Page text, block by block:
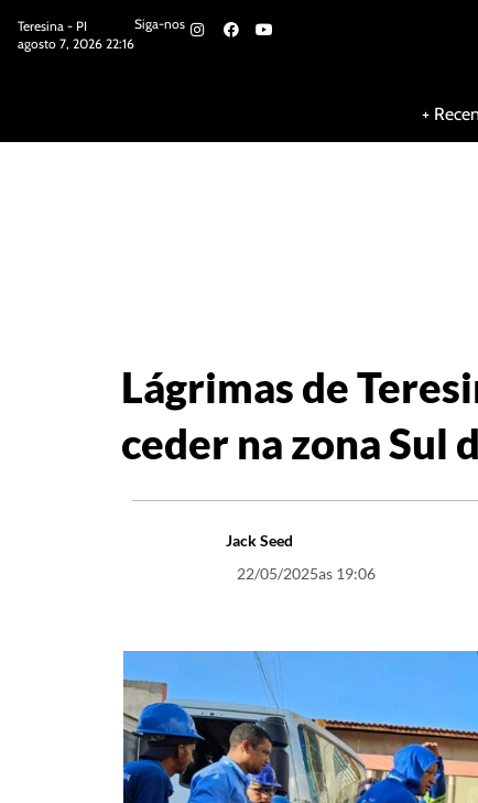
Teresina - PI
agosto 7, 2026 22:16
Siga-nos
+
Lágrimas de
ceder na zona Sul
Jack Seed
22/05/2025as 19:06